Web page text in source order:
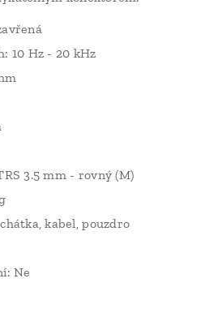
10 Hz - 20 kHz
3.5 mm - rovný (M)
kabel, pouzdro
Ne